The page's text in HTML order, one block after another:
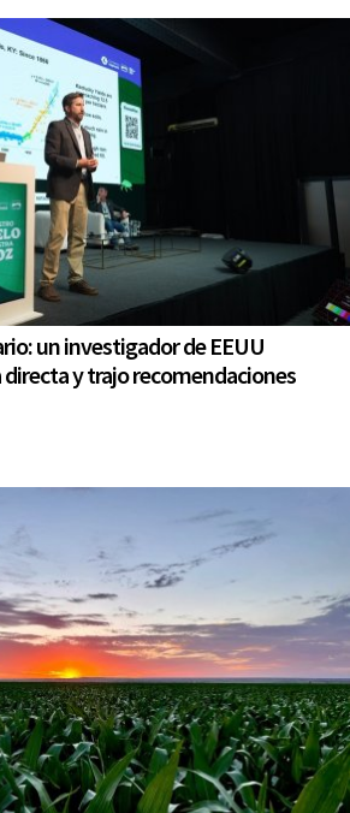
un investigador de EEUU
y trajo recomendaciones